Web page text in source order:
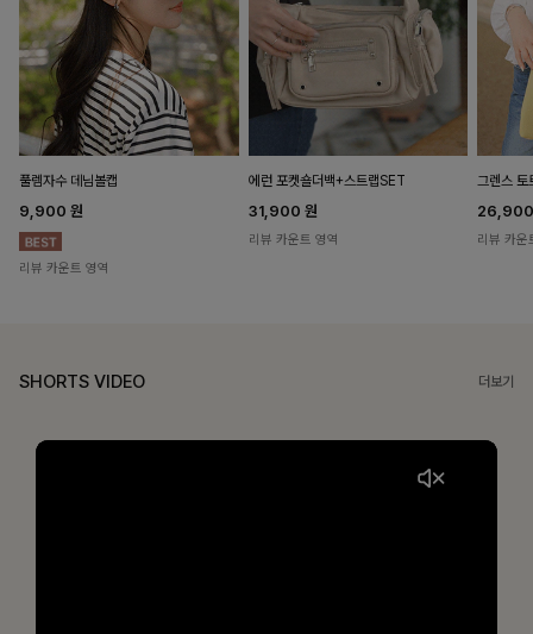
풀렘자수 데님볼캡
9,900 원
리뷰 카운트 영역
에런 포켓숄더백+스트랩SET
31,900 원
리뷰 카운트 영역
그렌스
리뷰 카운
SHORTS VIDEO 더보기